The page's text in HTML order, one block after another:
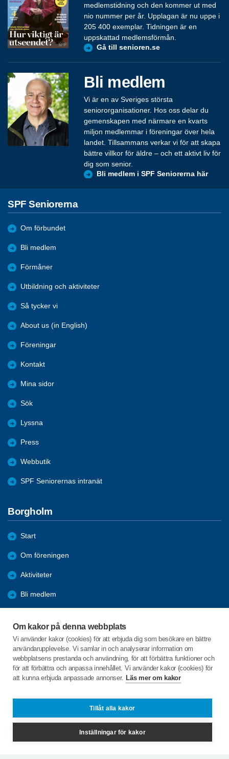
Om kakor på denna webbplats
Vi använder kakor (cookies) för att erbjuda dig som besökare en bättre
användarupplevelse. Vi samlar in och analyserar information om
webbplatsens prestanda och användning, för att förbättra funktioner och
för att förbättra och anpassa innehållet. Vi använder kakor (cookies) för
att kunna erbjuda anpassade annonser. Läs mer om kakor
Tillåt alla kakor
Inställningar för kakor
medlemstidning och den kommer ut med
nio nummer per år. Upplagan är nu uppe i
205 400 exemplar. Tidningen är en
uppskattad medlemsförmån.
Gå till senioren.se
Bli medlem
Vi är en av Sveriges största
seniororganisationer. Hos oss delar du
gemenskapen med närmare en kvarts
miljon medlemmar i föreningar över hela
landet. Tillsammans verkar vi för att skapa
bättre villkor för äldre – och ett aktivt liv för
dig som senior.
Bli medlem i SPF Seniorerna här
SPF Seniorerna
Om förbundet
Bli medlem
Förmåner
Utbildning och aktiviteter
Så tycker vi
About us (in English)
Föreningar
Kontakt
Mina sidor
Sök
Lyssna
Press
Webbutik
SPF Seniorernas intranät
Borgholm
Start
Om föreningen
Aktiviteter
Bli medlem
Bildgalleri
C/o:Per-Einar Tuvesson